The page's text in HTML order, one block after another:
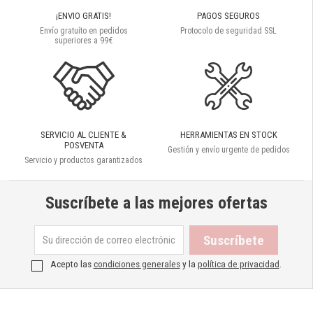
¡ENVIO GRATIS!
Envío gratuíto en pedidos
superiores a 99€
PAGOS SEGUROS
Protocolo de seguridad SSL
SERVICIO AL CLIENTE &
POSVENTA
Servicio y productos garantizados
HERRAMIENTAS EN STOCK
Gestión y envío urgente de pedidos
Suscríbete a las mejores ofertas
Acepto lascondiciones generalesy la política de privacidad.